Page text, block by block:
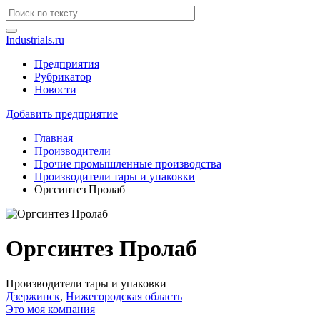
Industrials.ru
Предприятия
Рубрикатор
Новости
Добавить предприятие
Главная
Производители
Прочие промышленные производства
Производители тары и упаковки
Оргсинтез Пролаб
Оргсинтез Пролаб
Производители тары и упаковки
Дзержинск, Нижегородская область
Это моя компания